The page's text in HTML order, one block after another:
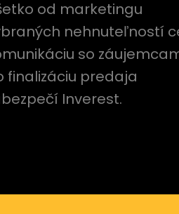
od marketingu
nehnuteľností
so
finalizáciu predaja
Inverest.